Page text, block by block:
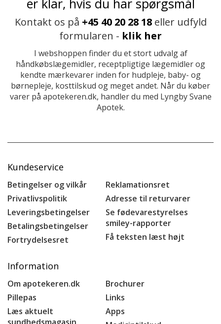
Kontakt os på +45 40 20 28 18eller udfyld
formularen - klik her
I webshoppen finder du et stort udvalg af
håndkøbslægemidler, receptpligtige lægemidler og
kendte mærkevarer inden for hudpleje, baby- og
børnepleje, kosttilskud og meget andet. Når du køber
varer på apotekeren.dk, handler du med Lyngby Svane
Apotek.
Kundeservice
Betingelser og vilkår
Privatlivspolitik
Leveringsbetingelser
Betalingsbetingelser
Fortrydelsesret
Reklamationsret
Adresse til returvarer
Se fødevarestyrelses
smiley-rapporter
Få teksten læst højt
Information
Om apotekeren.dk
Pillepas
Læs aktuelt
Brochurer
Links
Apps